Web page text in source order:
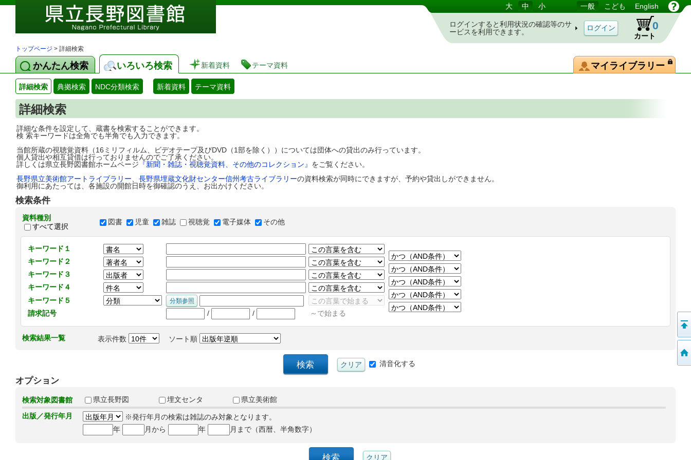
図書館 蔵書検索・予約システム 大 中 小 一般 こども English
ログインすると利用状況の確認等のサ
ービスを利用できます。
カート
0
トップページ > 詳細検索
かんたん検索 いろいろ検索 新着資料 テーマ資料 マイライブラリー
詳細検索 典拠検索 NDC分類検索 新着資料 テーマ資料
詳細検索
詳細な条件を設定して、蔵書を検索することができます。
検 索キーワードは全角でも半角でも入力できます。
当館所蔵の視聴覚資料（16ミリフィルム、ビデオテープ及びDVD（1部を除く））については団体への貸出のみ行っています。
個人貸出や相互貸借は行っておりませんのでご了承ください。
詳しくは県立長野図書館ホームページ 『新聞・雑誌・視聴覚資料、その他のコレクション』 をご覧ください。
長野県立美術館アートライブラリー
長野県埋蔵文化財センター信州考古ライブラリーの資料検索が同時にできますが、予約や貸出しができません。
御利用にあたっては、各施設の開館日時を御確認のうえ、お出かけください。
検索条件
資料種別
すべて選択
図書 児童 雑誌 視聴覚 電子媒体 その他
キーワード１
キーワード２
キーワード３
キーワード４
キーワード５
請求記号
/ / ～で始まる
検索結果一覧 表示件数 ソート順
清音化する
オプション
検索対象図書館 県立長野図 埋文センタ
県立美術館
出版／発行年月
※発行年月の検索は雑誌のみ対象となります。
年
月から 年 月まで（西暦、半角数字）